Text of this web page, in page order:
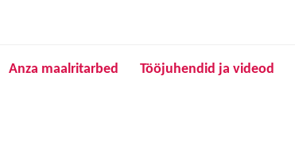
Anza maalritarbed Tööjuhendid ja videod